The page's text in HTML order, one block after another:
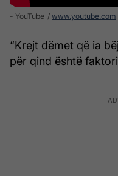
- YouTube www.youtube.com
“Krejt dëmet që ia
për qind është